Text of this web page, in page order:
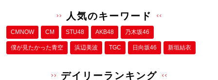
人気のキーワード
CMNOW CM STU48 AKB48 乃木坂46
僕が⾒たかった⻘空 浜辺美波 TGC 日向坂46 新垣結衣
デイリーランキング